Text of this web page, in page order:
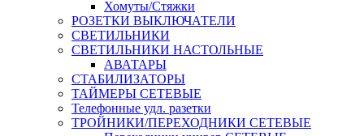
Хомуты/Стяжки
РОЗЕТКИ ВЫКЛЮЧАТЕЛИ
СВЕТИЛЬНИКИ
СВЕТИЛЬНИКИ НАСТОЛЬНЫЕ
АВАТАРЫ
СТАБИЛИЗАТОРЫ
ТАЙМЕРЫ СЕТЕВЫЕ
Телефонные удл. разетки
ТРОЙНИКИ/ПЕРЕХОДНИКИ СЕТЕВЫЕ